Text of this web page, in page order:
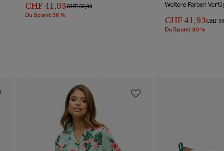
CHF 41,93Preis Wurde Reduziert Von
CHF 59,90Bis
Du Sparst 30 %
Weitere Farben
CHF 41,93Preis
CHF
Du Sparst 30 %